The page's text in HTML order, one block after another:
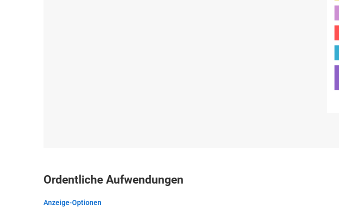
Ordentliche Aufwendungen
Anzeige-Optionen